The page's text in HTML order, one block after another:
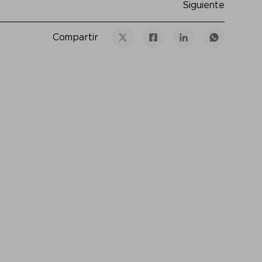
Siguiente
Compartir